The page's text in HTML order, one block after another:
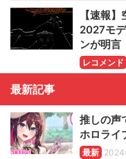
【速報
2027モ
ンが明言
レコメンド
最新記事
推しの声
ホロライ
最新 2024